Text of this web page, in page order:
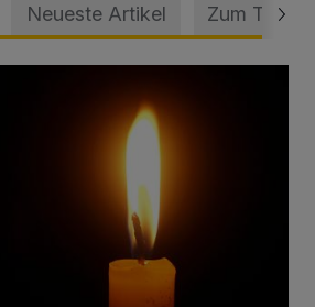
Neueste Artikel Zum Thema